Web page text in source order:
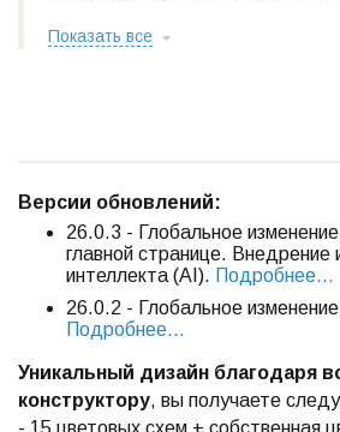
Показать все
Версии обновлений:
26.0.3 - Глобальное
главной странице. Внедрение
интеллекта (AI). Подробнее...
26.0.2 - Глобальное
Подробнее...
Уникальный дизайн благодаря
конструктору, вы получаете
- 15 цветовых схем + собственная